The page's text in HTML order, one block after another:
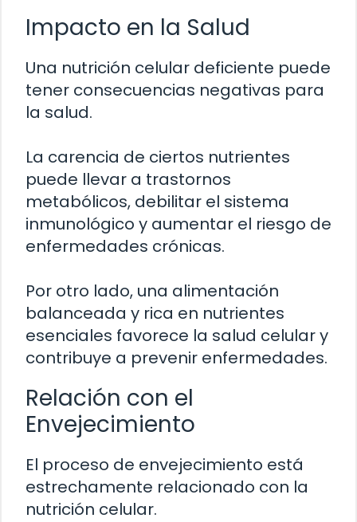
Impacto en la Salud
Una nutrición celular deficiente puede
tener consecuencias negativas para
la salud.
La carencia de ciertos nutrientes
puede llevar a trastornos
metabólicos, debilitar el sistema
inmunológico y aumentar el riesgo de
enfermedades crónicas.
Por otro lado, una alimentación
balanceada y rica en nutrientes
esenciales favorece la salud celular y
contribuye a prevenir enfermedades.
Relación con el
Envejecimiento
El proceso de envejecimiento está
estrechamente relacionado con la
nutrición celular.